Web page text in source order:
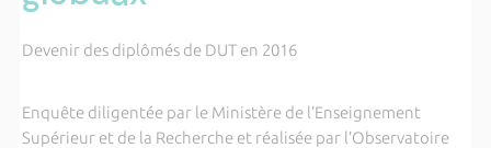
Devenir des diplômés de DUT en 2016
Enquête diligentée par le Ministère de l’Enseignement
Supérieur et de la Recherche et réalisée par l’Observatoire